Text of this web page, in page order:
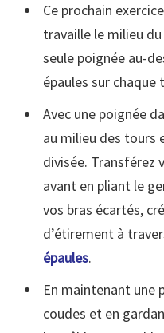
Ce prochain
travaille le milieu
seule poignée au-
épaules sur chaque
Avec une poignée
au milieu des tours
divisée. Transférez
avant en pliant le
vos bras écartés,
d’étirement à
épaules.
En maintenant une
coudes et en